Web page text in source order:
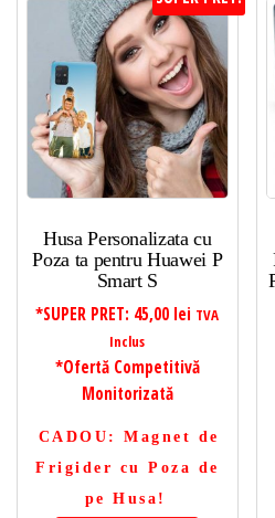
Husa Personalizata cu
Poza ta pentru Huawei P
Smart S
*SUPER PRET: 45,00 lei TVA
Inclus
*Ofertă Competitivă
Monitorizată
CADOU : Magnet de
Frigider cu Poza de
pe Husa!